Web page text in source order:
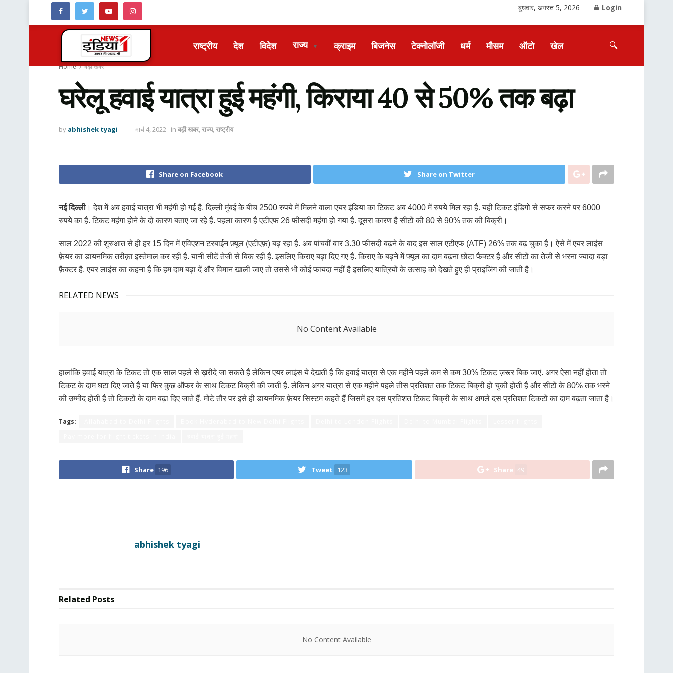
बुधवार, अगस्त 5, 2026 Login
राष्ट्रीय देश विदेश राज्य ▼ क्राइम बिजनेस टेक्नोलॉजी धर्म मौसम ऑटो खेल 🔍
Home बड़ी खबर
घरेलू हवाई यात्रा हुई महंगी, किराया 40 से 50% तक बढ़ा
by abhishek tyagi मार्च 4, 2022 in बड़ी खबर,राज्य,राष्ट्रीय
Share on Facebook Share on Twitter
नई दिल्ली। देश में अब हवाई यात्रा भी महंगी हो गई है. दिल्ली मुंबई के बीच 2500 रुपये में मिलने वाला एयर इंडिया का टिकट अब 4000 में रुपये मिल रहा है. यही टिकट इंडिगो से सफर करने पर 6000
रुपये का है. टिकट महंगा होने के दो कारण बताए जा रहे हैं. पहला कारण है एटीएफ 26 फीसदी महंगा हो गया है. दूसरा कारण है सीटों की 80 से 90% तक की बिक्री।
साल 2022 की शुरुआत से ही हर 15 दिन में एविएशन टरबाईन फ़्यूल (एटीएफ़) बढ़ रहा है. अब पांचवीं बार 3.30 फीसदी बढ़ने के बाद इस साल एटीएफ (ATF) 26% तक बढ़ चुका है। ऐसे में एयर लाइंस
फ़ेयर का डायनमिक तरीक़ा इस्तेमाल कर रही है. यानी सीटें तेजी से बिक रही हैं. इसलिए किराए बढ़ा दिए गए हैं. किराए के बढ़ने में फ्यूल का दाम बढ़ना छोटा फैक्टर है और सीटों का तेजी से भरना ज्यादा बड़ा
फ़ैक्टर है. एयर लाइंस का कहना है कि हम दाम बढ़ा दें और विमान खाली जाए तो उससे भी कोई फायदा नहीं है इसलिए यात्रियों के उत्साह को देखते हुए ही प्राइजिंग की जाती है।
RELATED NEWS
No Content Available
हालांकि हवाई यात्रा के टिकट तो एक साल पहले से ख़रीदे जा सकते हैं लेकिन एयर लाइंस ये देखती है कि हवाई यात्रा से एक महीने पहले कम से कम 30% टिकट ज़रूर बिक जाएं. अगर ऐसा नहीं होता तो
टिकट के दाम घटा दिए जाते हैं या फिर कुछ ऑफर के साथ टिकट बिक्री की जाती है. लेकिन अगर यात्रा से एक महीने पहले तीस प्रतिशत तक टिकट बिक्री हो चुकी होती है और सीटों के 80% तक भरने
की उम्मीद होती है तो टिकटों के दाम बढ़ा दिए जाते हैं. मोटे तौर पर इसे ही डायनमिक फ़ेयर सिस्टम कहते हैं जिसमें हर दस प्रतिशत टिकट बिक्री के साथ अगले दस प्रतिशत टिकटों का दाम बढ़ता जाता है।
Tags:
Share 196 Tweet 123 Share 49
abhishek tyagi
Related Posts
No Content Available